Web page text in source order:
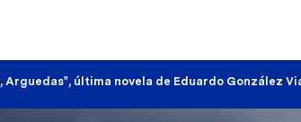
Arguedas", última novela de Eduardo González